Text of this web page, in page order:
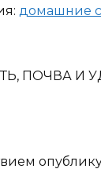
домашние
ПОЧВА И